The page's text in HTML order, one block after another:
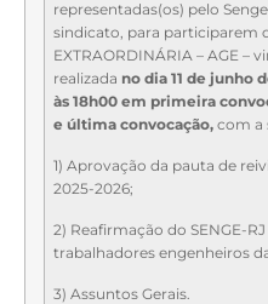
representadas(os) pelo
sindicato, para participarem
EXTRAORDINÁRIA – AGE –
realizada no dia 11 de junho
às 18h00 em primeira
e última convocação, com a
1) Aprovação da pauta de
2025-2026;
2) Reafirmação do SENGE-
trabalhadores engenheiros
3) Assuntos Gerais.